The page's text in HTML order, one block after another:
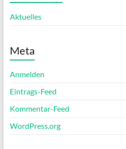
Aktuelles
Meta
Anmelden
Eintrags-Feed
Kommentar-Feed
WordPress.org